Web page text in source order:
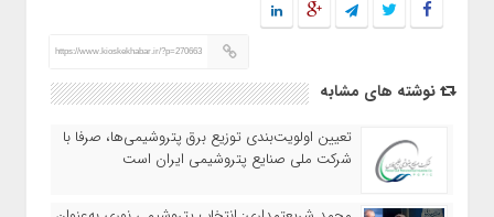
https://www.kioskekhabar.ir/?p=270663
نوشته های مشابه
تعیین اولویت‌بندی توزیع برق پتروشیمی‌ها، صرفا با
شرکت ملی صنایع پتروشیمی ایران است